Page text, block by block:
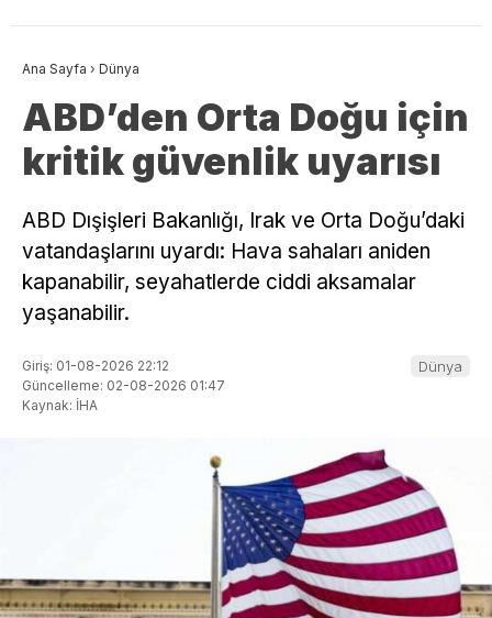
Ana Sayfa › Dünya
ABD’den Orta Doğu için
kritik güvenlik uyarısı
ABD Dışişleri Bakanlığı, Irak ve Orta Doğu’daki
vatandaşlarını uyardı: Hava sahaları aniden
kapanabilir, seyahatlerde ciddi aksamalar
yaşanabilir.
Giriş: 01-08-2026 22:12
Güncelleme: 02-08-2026 01:47
Kaynak: İHA
Dünya